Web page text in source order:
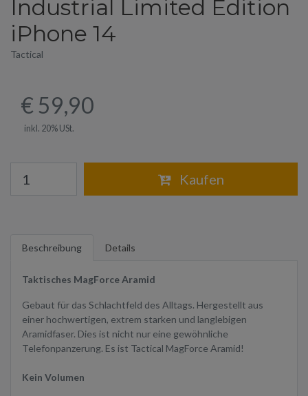
Industrial Limited Edition
iPhone 14
Tactical
€ 59,90
inkl. 20% USt.
Kaufen
Beschreibung Details
Taktisches MagForce Aramid
Gebaut für das Schlachtfeld des Alltags. Hergestellt aus
einer hochwertigen, extrem starken und langlebigen
Aramidfaser. Dies ist nicht nur eine gewöhnliche
Telefonpanzerung. Es ist Tactical MagForce Aramid!
Kein Volumen